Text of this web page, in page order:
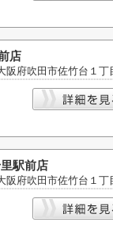
店
阪府吹田市佐竹台１丁
駅前店
阪府吹田市佐竹台１丁